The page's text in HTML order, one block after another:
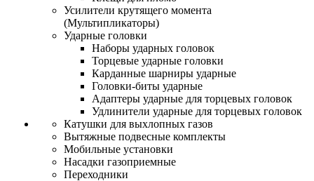
Усилители крутящего момента
(Мультипликаторы)
Ударные головки
Наборы ударных головок
Торцевые ударные головки
Карданные шарниры ударные
Головки-биты ударные
Адаптеры ударные для торцевых головок
Удлинители ударные для торцевых головок
Катушки для выхлопных газов
Вытяжные подвесные комплекты
Мобильные установки
Насадки газоприемные
Переходники